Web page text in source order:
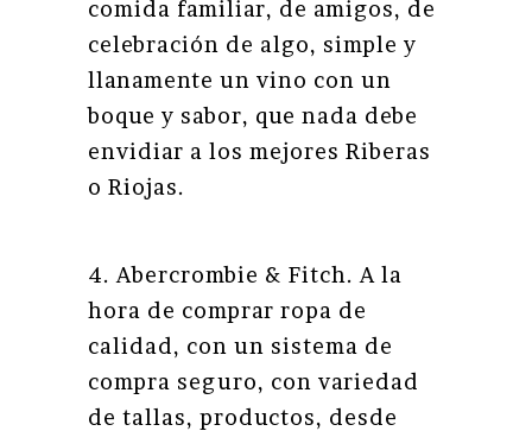
comida familiar, de amigos, de
celebración de algo, simple y
llanamente un vino con un
boque y sabor, que nada debe
envidiar a los mejores Riberas
o Riojas.
4. Abercrombie & Fitch. A la
hora de comprar ropa de
calidad, con un sistema de
compra seguro, con variedad
de tallas, productos, desde